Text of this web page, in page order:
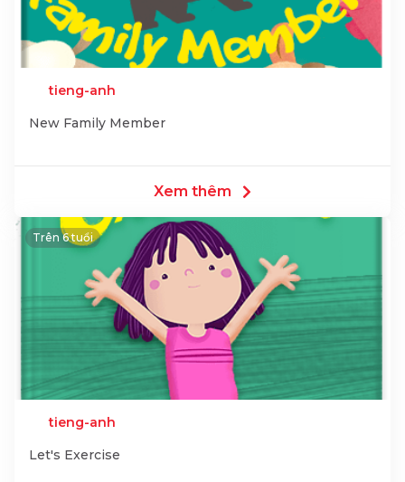
tieng-anh
New Family Member
Xem thêm
Trên 6 tuổi
tieng-anh
Let's Exercise